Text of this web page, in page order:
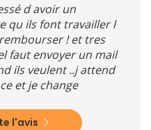
d avoir un
qu ils font travailler l
! et tres
faut envoyer un mail
ils veulent ..j attend
et je change
l'avis